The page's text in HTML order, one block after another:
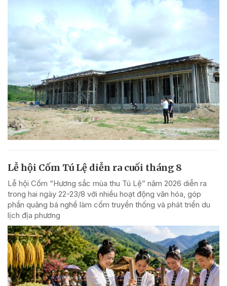
Lễ hội Cốm Tú Lệ diễn ra cuối tháng 8
Lễ hội Cốm “Hương sắc mùa thu Tú Lệ” năm 2026 diễn ra
trong hai ngày 22-23/8 với nhiều hoạt động văn hóa, góp
phần quảng bá nghề làm cốm truyền thống và phát triển du
lịch địa phương